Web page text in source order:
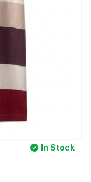
In Stock